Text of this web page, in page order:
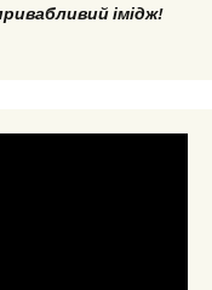
імідж!